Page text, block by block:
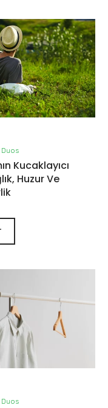
Kucaklayıcı
Huzur Ve